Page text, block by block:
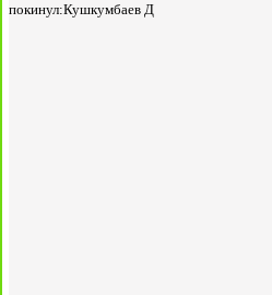
покинул:Кушкумбаев Д